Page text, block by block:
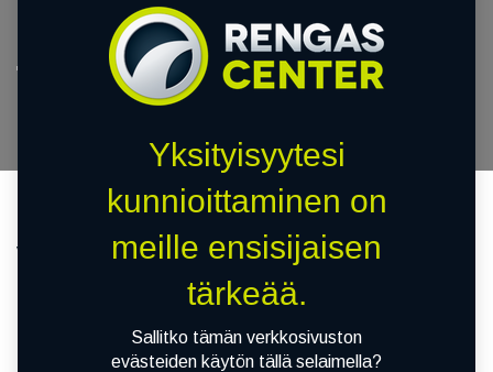
Tilaus- ja toimitusehdot​
verkkokauppa) myy tuotteita yksityishenkilöille ja yrityksille.
Tuotteiden hinnat sisältävät arvonlisäveron.
Yksityisyytesi
kunnioittaminen on
meille ensisijaisen
tärkeää.
Sallitko tämän verkkosivuston
evästeiden käytön tällä selaimella?